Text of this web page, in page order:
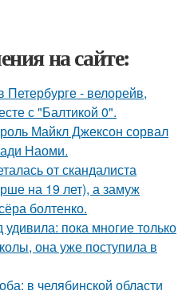
на сайте:
Петербурге - велорейв,
с "Балтикой 0".
Майкл Джексон сорвал
Наоми.
от скандалиста
на 19 лет), а замуж
болтенко.
пока многие только
она уже поступила в
в челябинской области